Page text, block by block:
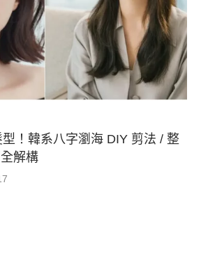
！韓系八字瀏海 DIY 剪法 / 整
解構